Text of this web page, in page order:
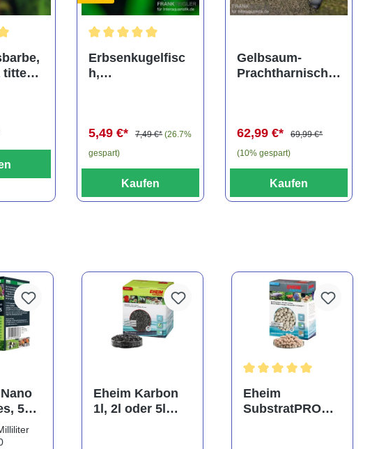
Erbsenkugelfisc
h,
5,49 €*
7,49 €* (26.7%
gespart)
Kaufen
Gelbsaum-
Prachtharnischw
62,99 €*
69,99 €*
(10% gespart)
Kaufen
500
Eheim Karbon
1l, 2l oder 5l
Eheim
SubstratPRO